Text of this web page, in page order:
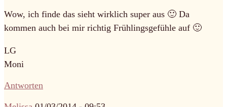
Wow, ich finde das sieht wirklich super aus 🙂 Da
kommen auch bei mir richtig Frühlingsgefühle auf 🙂
LG
Moni
Antworten